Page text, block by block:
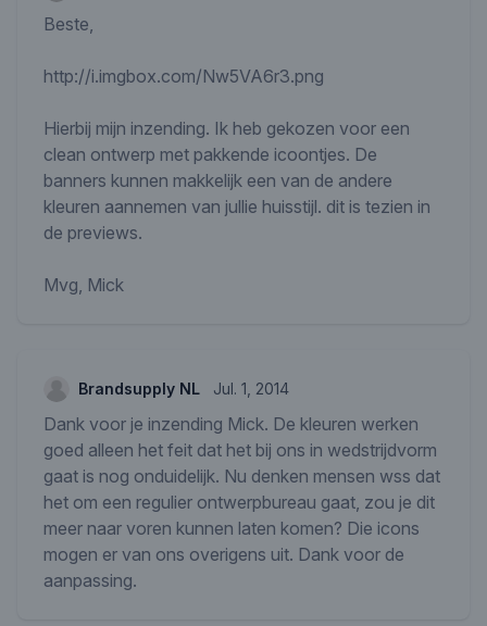
Beste,
http://i.imgbox.com/Nw5VA6r3.png
Hierbij mijn inzending. Ik heb gekozen voor een
clean ontwerp met pakkende icoontjes. De
banners kunnen makkelijk een van de andere
kleuren aannemen van jullie huisstijl. dit is tezien in
de previews.
Mvg, Mick
Brandsupply NL Jul. 1, 2014
Dank voor je inzending Mick. De kleuren werken
goed alleen het feit dat het bij ons in wedstrijdvorm
gaat is nog onduidelijk. Nu denken mensen wss dat
het om een regulier ontwerpbureau gaat, zou je dit
meer naar voren kunnen laten komen? Die icons
mogen er van ons overigens uit. Dank voor de
aanpassing.